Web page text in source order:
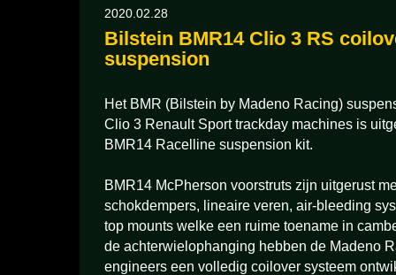
2020.02.28
Bilstein BMR14 Clio 3 RS
suspension
Het BMR (Bilstein by Madeno Racing)
Clio 3 Renault Sport trackday machines is
BMR14 Racelline suspension kit.
BMR14 McPherson voorstruts zijn uitgerust
schokdempers, lineaire veren, air-bleeding
top mounts welke een ruime toename in
de achterwielophanging hebben de Madeno
engineers een volledig coilover systeem